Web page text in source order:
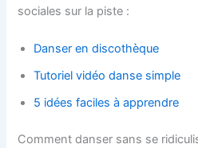
sociales sur la piste :
Danser en discothèque
Tutoriel vidéo danse simple
5 idées faciles à apprendre
Comment danser sans se